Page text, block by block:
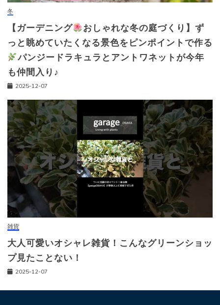
冬
【ガーデニング
おしゃれな冬の庭づくり】ず
っと眺めていたくなる景色をピンポイントで作る
パンジードラキュラとアントワネットが今年
も仲間入り♪
2025-12-07
雑貨
大人可愛いオシャレ雑貨！こんなグリーンショッ
プ見たことない！
2025-12-07